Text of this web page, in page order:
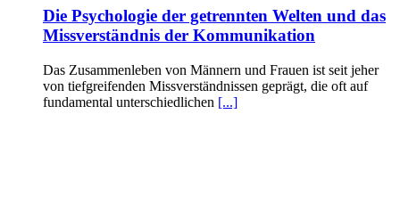
Die Psychologie der getrennten Welten und das
Missverständnis der Kommunikation
Das Zusammenleben von Männern und Frauen ist seit jeher
von tiefgreifenden Missverständnissen geprägt, die oft auf
fundamental unterschiedlichen [...]